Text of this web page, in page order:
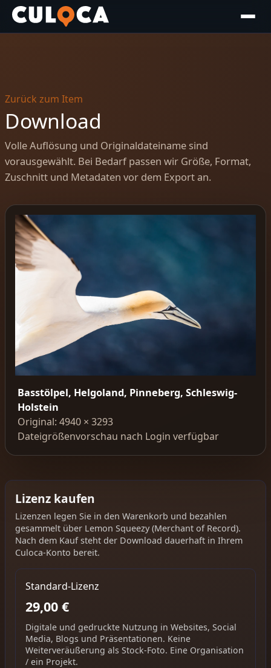
Zurück zum Item
Download
Volle Auflösung und Originaldateiname sind
vorausgewählt. Bei Bedarf passen wir Größe, Format,
Zuschnitt und Metadaten vor dem Export an.
Basstölpel, Helgoland, Pinneberg, Schleswig-
Holstein
Original: 4940 × 3293
Dateigrößenvorschau nach Login verfügbar
Lizenz kaufen
Lizenzen legen Sie in den Warenkorb und bezahlen
gesammelt über Lemon Squeezy (Merchant of Record).
Nach dem Kauf steht der Download dauerhaft in Ihrem
Culoca-Konto bereit.
Standard-Lizenz
29,00 €
Digitale und gedruckte Nutzung in Websites, Social
Media, Blogs und Präsentationen. Keine
Weiterveräußerung als Stock-Foto. Eine Organisation
/ ein Projekt.